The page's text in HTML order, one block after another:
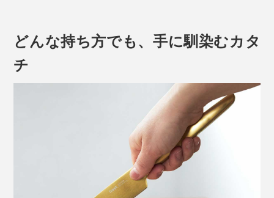
また、SLSプロセス（粉末焼結積層造形法）という、革
新的なエンジニアリングを駆使し、ステンレススチール
とともに成形・焼結。エディションナイフは、これまで
切り分け、薬味切りなどにとても便利。
どんな持ち方でも、手に馴染むカタ
チ